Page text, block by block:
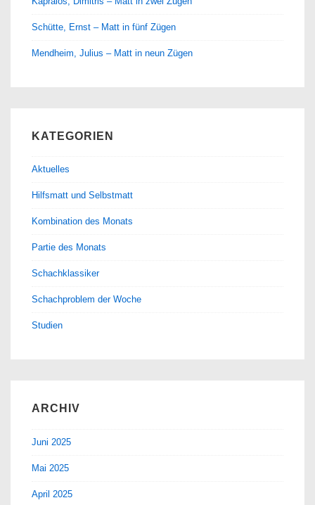
Schütte, Ernst – Matt in fünf Zügen
Mendheim, Julius – Matt in neun Zügen
KATEGORIEN
Aktuelles
Hilfsmatt und Selbstmatt
Kombination des Monats
Partie des Monats
Schachklassiker
Schachproblem der Woche
Studien
ARCHIV
Juni 2025
Mai 2025
April 2025